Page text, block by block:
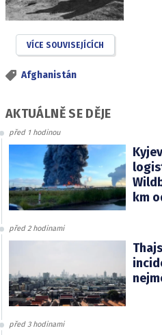
VÍCE SOUVISEJÍCÍCH
Afghanistán
AKTUÁLNĚ SE DĚJE
před 1 hodinou
km
před 2 hodinami
před 3 hodinami